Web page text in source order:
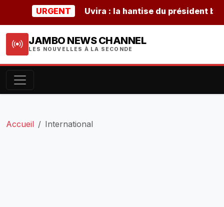
URGENT Uvira : la hantise du président
JAMBO NEWS CHANNEL
LES NOUVELLES À LA SECONDE
Accueil International